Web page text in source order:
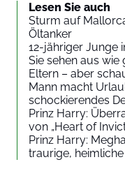
Lesen Sie auch
Sturm auf
Öltanker
12-jähriger Junge
Sie sehen aus
Eltern – aber
Mann macht
schockierendes
Prinz Harry:
von „Heart of
Prinz Harry:
traurige,